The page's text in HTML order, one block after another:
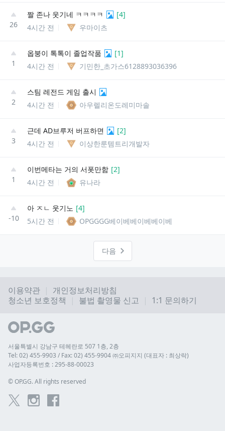
26
짤 존나 웃기네 ㅋㅋㅋㅋ [4]
4시간 전
우마이츠
1
옵붕이 톡톡이 졸업작품 [1]
4시간 전
기민한_초가스6128893036396
2
스팀 레전드 게임 출시
4시간 전
아우렐리온도레미마솔
3
근데 AD브루저 버프하면 [2]
4시간 전
이상한룬템트리개발자
1
이번메타는 거의 서폿만함 [2]
4시간 전
유나라
-10
아 ㅈㄴ 웃기노 [4]
5시간 전
OPGGGG베이베베이베베이베
다음
이용약관
개인정보처리방침
청소년 보호정책
불법 촬영물 신고 1:1 문의하기
서울특별시 강남구 테헤란로 507 1층, 2층
Tel: 02) 455-9903 / Fax: 02) 455-9904 ㈜오피지지 (대표자 : 최상락)
사업자등록번호 : 295-88-00023
© OP.GG. All rights reserved